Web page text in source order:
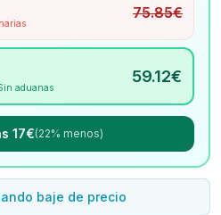
75.85€
aduanas
59.12€
17€(22% menos)
baje de precio